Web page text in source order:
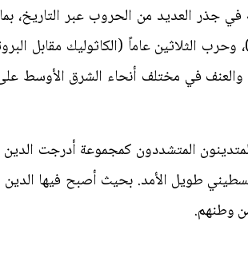
في جذر العديد من الحروب عبر
الثلاثين عاماً (الكاثوليك مقابل
والعنف في مختلف أنحاء الشرق
المتشددون كمجموعة أدرجت الدين
طويل الأمد. بحيث أصبح فيها
وطنهم.